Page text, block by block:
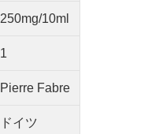
250mg/10ml
1
Pierre Fabre
ドイツ